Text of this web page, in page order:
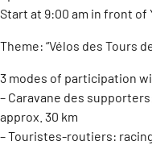
Start at 9:00 am in front of
Theme: “Vélos des Tours
3 modes of participation
– Caravane des
approx. 30 km
– Touristes-routiers: